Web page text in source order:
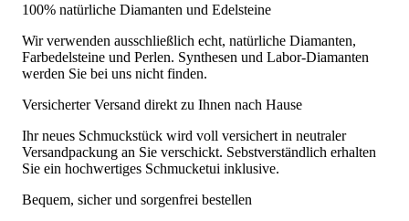
100% natürliche Diamanten und Edelsteine
Wir verwenden ausschließlich echt, natürliche Diamanten,
Farbedelsteine und Perlen. Synthesen und Labor-Diamanten
werden Sie bei uns nicht finden.
Versicherter Versand direkt zu Ihnen nach Hause
Ihr neues Schmuckstück wird voll versichert in neutraler
Versandpackung an Sie verschickt. Sebstverständlich erhalten
Sie ein hochwertiges Schmucketui inklusive.
Bequem, sicher und sorgenfrei bestellen